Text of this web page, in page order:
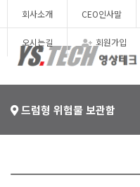
회사소개 CEO인사말
오시는길 회원가입
드럼형 위험물 보관함